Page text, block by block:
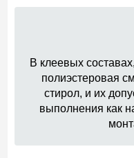
В клеевых
полиэстеровая
стирол, и их
выполнения как